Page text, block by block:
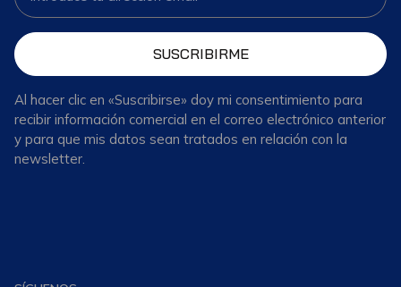
SUSCRIBIRME
Al hacer clic en «Suscribirse» doy mi consentimiento para
recibir información comercial en el correo electrónico anterior
y para que mis datos sean tratados en relación con la
newsletter.